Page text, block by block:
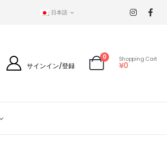
日本語
サインイン/登録
0 Shopping Cart
¥0